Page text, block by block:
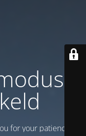
is
for your patience!